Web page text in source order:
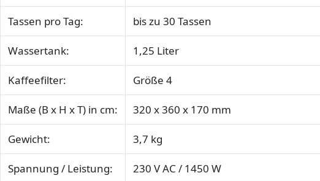
Tassen pro Tag: bis zu 30 Tassen
Wassertank: 1,25 Liter
Kaffeefilter: Größe 4
Maße (B x H x T) in cm: 320 x 360 x 170 mm
Gewicht: 3,7 kg
Spannung / Leistung: 230 V AC / 1450 W